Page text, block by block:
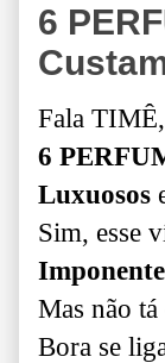
6
Fala
6
Luxuosos
Sim, esse
Mas não
Bora se